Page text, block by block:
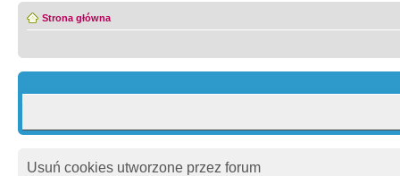
Strona główna
Usuń cookies utworzone przez forum